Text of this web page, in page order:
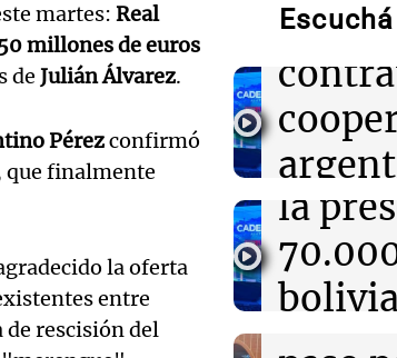
martes: Real
millones de euros
de Julián Álvarez.
Pérezconfirmó
que finalmente
la oferta
entre
de rescisión del
15:55 Política
Tierras: ¿Y si
económica y
15:51
Candela
relación con
Panorama
Episodios
Audio.
de
la
Audio.
amiga
León